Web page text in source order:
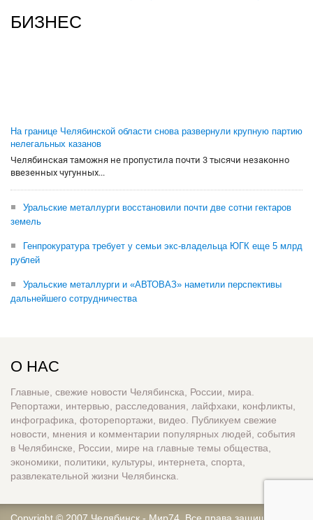
БИЗНЕС
На границе Челябинской области снова развернули крупную партию
нелегальных казанов
Челябинская таможня не пропустила почти 3 тысячи незаконно
ввезенных чугунных...
Уральские металлурги восстановили почти две сотни гектаров
земель
Генпрокуратура требует у семьи экс-владельца ЮГК еще 5 млрд
рублей
Уральские металлурги и «АВТОВАЗ» наметили перспективы
дальнейшего сотрудничества
О НАС
Главные, свежие новости Челябинска, России, мира.
Репортажи, интервью, расследования, лайфхаки, конфликты,
инфографика, фоторепортажи, видео. Публикуем свежие
новости, мнения и комментарии популярных людей, события
в Челябинске, России, мире на главные темы общества,
экономики, политики, культуры, интернета, спорта,
развлекательной жизни Челябинска.